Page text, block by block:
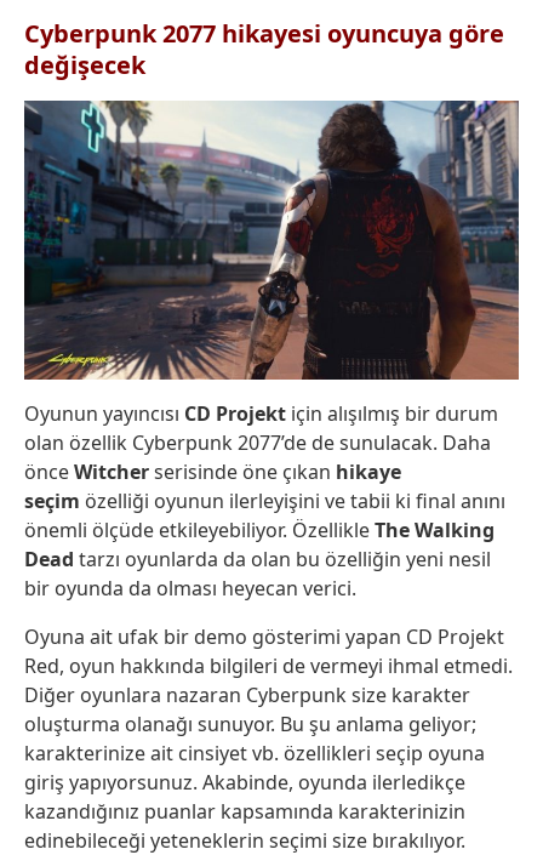
Cyberpunk 2077 hikayesi oyuncuya göre
değişecek
Oyunun yayıncısı CD Projekt için alışılmış bir durum
olan özellik Cyberpunk 2077’de de sunulacak. Daha
önceWitcherserisinde öne çıkan hikaye
seçim özelliği oyunun ilerleyişini ve tabii ki final anını
önemli ölçüde etkileyebiliyor. ÖzellikleThe Walking
Dead tarzı oyunlarda da olan bu özelliğin yeni nesil
bir oyunda da olması heyecan verici.
Oyuna ait ufak bir demo gösterimi yapan CD Projekt
Red, oyun hakkında bilgileri de vermeyi ihmal etmedi.
Diğer oyunlara nazaran Cyberpunk size karakter
oluşturma olanağı sunuyor. Bu şu anlama geliyor;
karakterinize ait cinsiyet vb. özellikleri seçip oyuna
giriş yapıyorsunuz. Akabinde, oyunda ilerledikçe
kazandığınız puanlar kapsamında karakterinizin
edinebileceği yeteneklerin seçimi size bırakılıyor.